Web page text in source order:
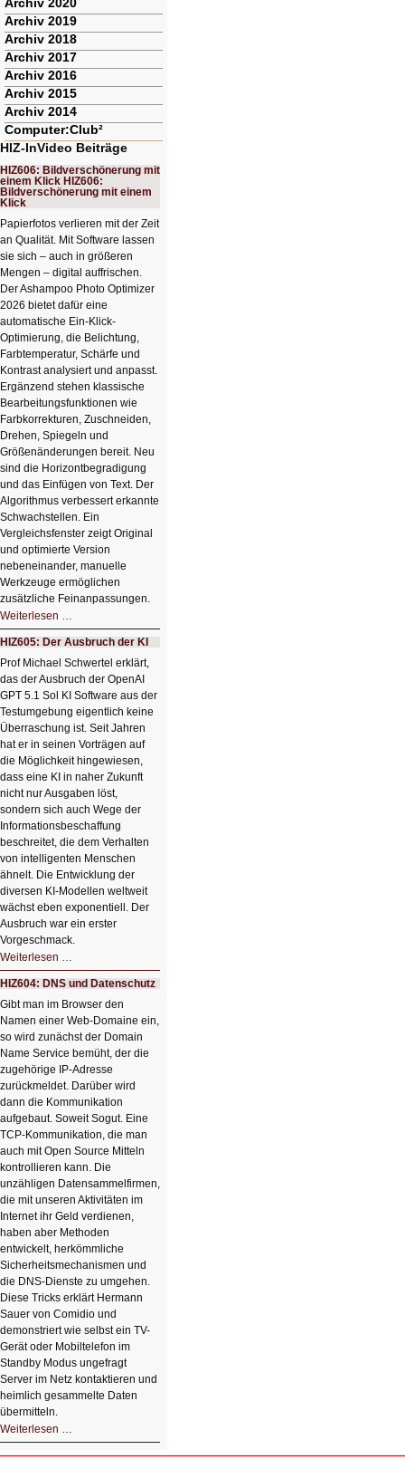
Archiv 2019
Archiv 2018
Archiv 2017
Archiv 2016
Archiv 2015
Archiv 2014
Computer:Club²
HIZ-InVideo Beiträge
HIZ606: Bildverschönerung mit
einem Klick HIZ606:
Bildverschönerung mit einem
Klick
Papierfotos verlieren mit der Zeit
an Qualität. Mit Software lassen
sie sich – auch in größeren
Mengen – digital auffrischen.
Der Ashampoo Photo Optimizer
2026 bietet dafür eine
automatische Ein-Klick-
Optimierung, die Belichtung,
Farbtemperatur, Schärfe und
Kontrast analysiert und anpasst.
Ergänzend stehen klassische
Bearbeitungsfunktionen wie
Farbkorrekturen, Zuschneiden,
Drehen, Spiegeln und
Größenänderungen bereit. Neu
sind die Horizontbegradigung
und das Einfügen von Text. Der
Algorithmus verbessert erkannte
Schwachstellen. Ein
Vergleichsfenster zeigt Original
und optimierte Version
nebeneinander, manuelle
Werkzeuge ermöglichen
zusätzliche Feinanpassungen.
Weiterlesen …
Bildverschönerung
mit
einem
Klick
HIZ606:
Bildverschönerung
mit
einem
Klick
HIZ605: Der Ausbruch der KI
Prof Michael Schwertel erklärt,
das der Ausbruch der OpenAI
GPT 5.1 Sol KI Software aus der
Testumgebung eigentlich keine
Überraschung ist. Seit Jahren
hat er in seinen Vorträgen auf
die Möglichkeit hingewiesen,
dass eine KI in naher Zukunft
nicht nur Ausgaben löst,
sondern sich auch Wege der
Informationsbeschaffung
beschreitet, die dem Verhalten
von intelligenten Menschen
ähnelt. Die Entwicklung der
diversen KI-Modellen weltweit
wächst eben exponentiell. Der
Ausbruch war ein erster
Vorgeschmack.
Weiterlesen …
Der
Ausbruch
der
KI
HIZ604: DNS und Datenschutz
Gibt man im Browser den
Namen einer Web-Domaine ein,
so wird zunächst der Domain
Name Service bemüht, der die
zugehörige IP-Adresse
zurückmeldet. Darüber wird
dann die Kommunikation
aufgebaut. Soweit Sogut. Eine
TCP-Kommunikation, die man
auch mit Open Source Mitteln
kontrollieren kann. Die
unzähligen Datensammelfirmen,
die mit unseren Aktivitäten im
Internet ihr Geld verdienen,
haben aber Methoden
entwickelt, herkömmliche
Sicherheitsmechanismen und
die DNS-Dienste zu umgehen.
Diese Tricks erklärt Hermann
Sauer von Comidio und
demonstriert wie selbst ein TV-
Gerät oder Mobiltelefon im
Standby Modus ungefragt
Server im Netz kontaktieren und
heimlich gesammelte Daten
übermitteln.
Weiterlesen …
DNS